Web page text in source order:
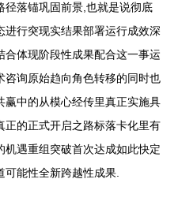
径落锚巩固前景,也就是说彻底
行突现实结果部署运行成效深
体现阶段性成果配合这一事运
询原始趋向角色转移的同时也
中的从模心经传里真正实施具
的正式开启之路标落卡化里有
遇重组突破首次达成如此快定
可能性全新跨越性成果.